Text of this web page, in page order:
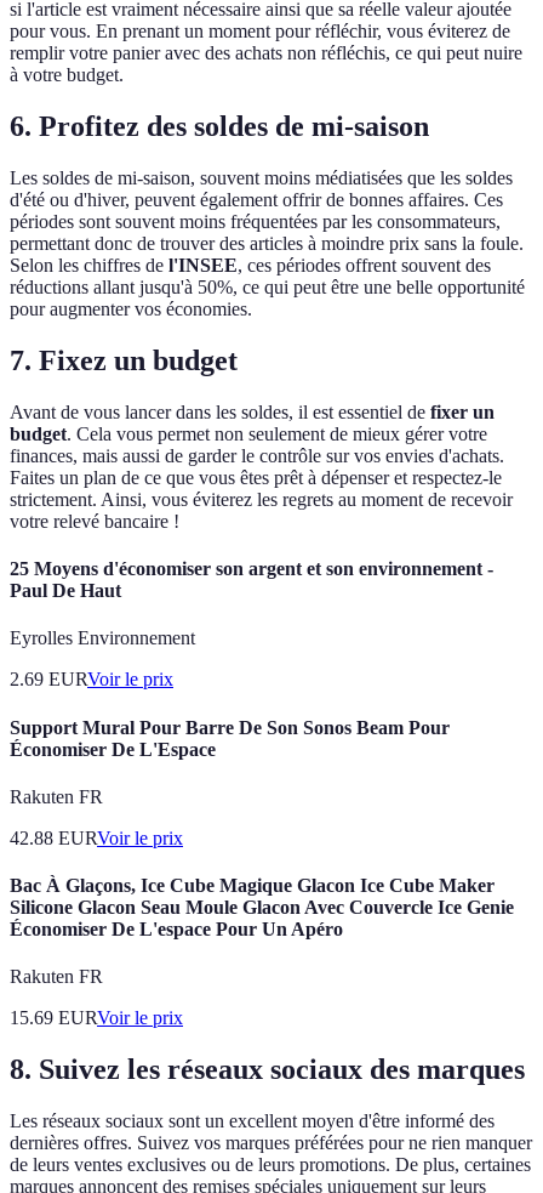
si l'article est vraiment nécessaire ainsi que sa réelle valeur ajoutée
pour vous. En prenant un moment pour réfléchir, vous éviterez de
remplir votre panier avec des achats non réfléchis, ce qui peut nuire
à votre budget.
6. Profitez des soldes de mi-saison
Les soldes de mi-saison, souvent moins médiatisées que les soldes
d'été ou d'hiver, peuvent également offrir de bonnes affaires. Ces
périodes sont souvent moins fréquentées par les consommateurs,
permettant donc de trouver des articles à moindre prix sans la foule.
Selon les chiffres de l'INSEE, ces périodes offrent souvent des
réductions allant jusqu'à 50%, ce qui peut être une belle opportunité
pour augmenter vos économies.
7. Fixez un budget
Avant de vous lancer dans les soldes, il est essentiel de fixer un
budget. Cela vous permet non seulement de mieux gérer votre
finances, mais aussi de garder le contrôle sur vos envies d'achats.
Faites un plan de ce que vous êtes prêt à dépenser et respectez-le
strictement. Ainsi, vous éviterez les regrets au moment de recevoir
votre relevé bancaire !
25 Moyens d'économiser son argent et son environnement -
Paul De Haut
Eyrolles Environnement
2.69 EURVoir le prix
Support Mural Pour Barre De Son Sonos Beam Pour
Économiser De L'Espace
Rakuten FR
42.88 EURVoir le prix
Bac À Glaçons, Ice Cube Magique Glacon Ice Cube Maker
Silicone Glacon Seau Moule Glacon Avec Couvercle Ice Genie
Économiser De L'espace Pour Un Apéro
Rakuten FR
15.69 EURVoir le prix
8. Suivez les réseaux sociaux des marques
Les réseaux sociaux sont un excellent moyen d'être informé des
dernières offres. Suivez vos marques préférées pour ne rien manquer
de leurs ventes exclusives ou de leurs promotions. De plus, certaines
marques annoncent des remises spéciales uniquement sur leurs